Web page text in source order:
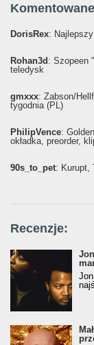
DorisRex:
Rohan3d : Szopeen
teledysk
gmxxx: Żabson/
tygodnia (PL)
PhilipVence:
okładka, preorder,
90s_to_pet: Kurupt,
Recenzje: